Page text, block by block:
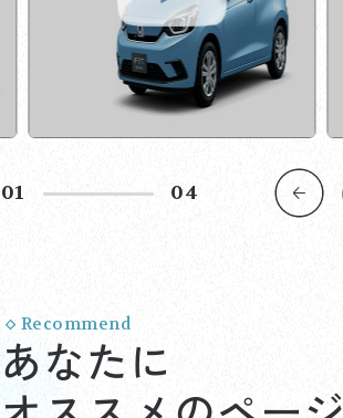
02 04
Recommend
あなたに